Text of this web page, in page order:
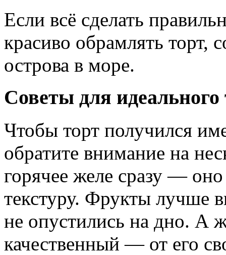
Если всё сделать
красиво обрамлять торт,
острова в море.
Советы для идеального
Чтобы торт получился
обратите внимание на
горячее желе сразу —
текстуру. Фрукты лучше
не опустились на дно. А
качественный — от его